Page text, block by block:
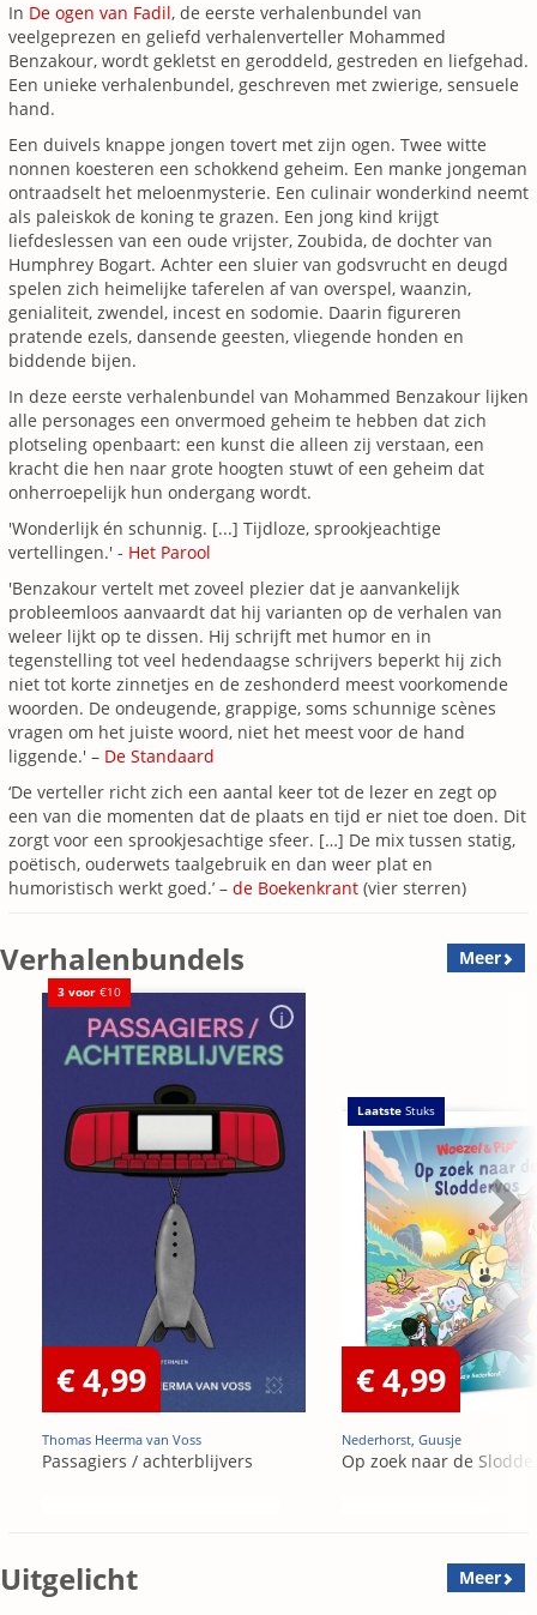
In De ogen van Fadil, de eerste verhalenbundel van
veelgeprezen en geliefd verhalenverteller Mohammed
Benzakour, wordt gekletst en geroddeld, gestreden en liefgehad.
Een unieke verhalenbundel, geschreven met zwierige, sensuele
hand.
Een duivels knappe jongen tovert met zijn ogen. Twee witte
nonnen koesteren een schokkend geheim. Een manke jongeman
ontraadselt het meloenmysterie. Een culinair wonderkind neemt
als paleiskok de koning te grazen. Een jong kind krijgt
liefdeslessen van een oude vrijster, Zoubida, de dochter van
Humphrey Bogart. Achter een sluier van godsvrucht en deugd
spelen zich heimelijke taferelen af van overspel, waanzin,
genialiteit, zwendel, incest en sodomie. Daarin figureren
pratende ezels, dansende geesten, vliegende honden en
biddende bijen.
In deze eerste verhalenbundel van Mohammed Benzakour lijken
alle personages een onvermoed geheim te hebben dat zich
plotseling openbaart: een kunst die alleen zij verstaan, een
kracht die hen naar grote hoogten stuwt of een geheim dat
onherroepelijk hun ondergang wordt.
'Wonderlijk én schunnig. [...] Tijdloze, sprookjeachtige
vertellingen.' - Het Parool
'Benzakour vertelt met zoveel plezier dat je aanvankelijk
probleemloos aanvaardt dat hij varianten op de verhalen van
weleer lijkt op te dissen. Hij schrijft met humor en in
tegenstelling tot veel hedendaagse schrijvers beperkt hij zich
niet tot korte zinnetjes en de zeshonderd meest voorkomende
woorden. De ondeugende, grappige, soms schunnige scènes
vragen om het juiste woord, niet het meest voor de hand
liggende.' – De Standaard
‘De verteller richt zich een aantal keer tot de lezer en zegt op
een van die momenten dat de plaats en tijd er niet toe doen. Dit
zorgt voor een sprookjesachtige sfeer. […] De mix tussen statig,
poëtisch, ouderwets taalgebruik en dan weer plat en
humoristisch werkt goed.’ – de Boekenkrant (vier sterren)
Verhalenbundels Meer
3 voor €10
€ 4,99
Thomas Heerma van Voss
Passagiers / achterblijvers
Laatste Stuks
€ 4,99
Nederhorst, Guusje
Op zoek naar de
Uitgelicht Meer